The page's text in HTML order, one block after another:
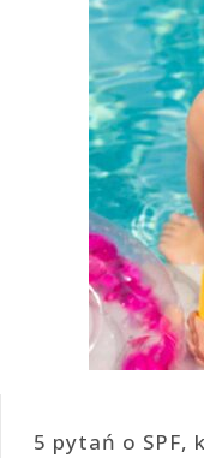
5 pytań o